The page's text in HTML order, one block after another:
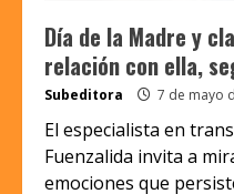
Día de la Madre y
relación con ella,
Subeditora 7 de mayo
El especialista en
Fuenzalida invita a
emociones que